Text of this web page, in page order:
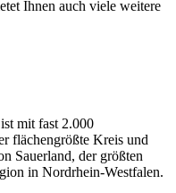
Ihnen auch viele weitere
mit fast 2.000
flächengrößte Kreis und
Sauerland, der größten
in Nordrhein-Westfalen.